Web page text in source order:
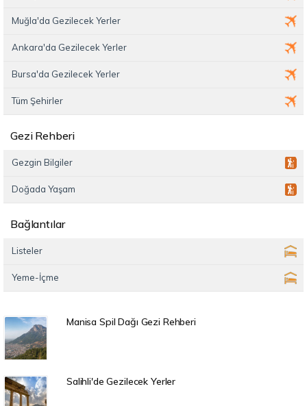
Muğla'da Gezilecek Yerler
Ankara'da Gezilecek Yerler
Bursa'da Gezilecek Yerler
Tüm Şehirler
Gezi Rehberi
Gezgin Bilgiler
Doğada Yaşam
Bağlantılar
Listeler
Yeme-İçme
Manisa Spil Dağı Gezi Rehberi
Salihli'de Gezilecek Yerler